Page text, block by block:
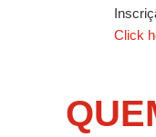
Click